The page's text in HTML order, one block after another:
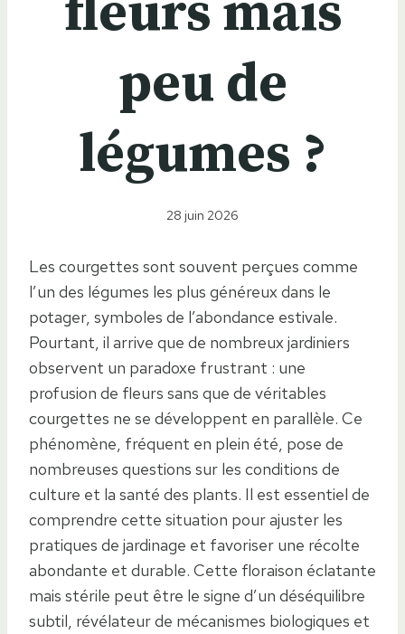
fleurs mais
peu de
légumes ?
28 juin 2026
Les courgettes sont souvent perçues comme
l’un des légumes les plus généreux dans le
potager, symboles de l’abondance estivale.
Pourtant, il arrive que de nombreux jardiniers
observent un paradoxe frustrant : une
profusion de fleurs sans que de véritables
courgettes ne se développent en parallèle. Ce
phénomène, fréquent en plein été, pose de
nombreuses questions sur les conditions de
culture et la santé des plants. Il est essentiel de
comprendre cette situation pour ajuster les
pratiques de jardinage et favoriser une récolte
abondante et durable. Cette floraison éclatante
mais stérile peut être le signe d’un déséquilibre
subtil, révélateur de mécanismes biologiques et